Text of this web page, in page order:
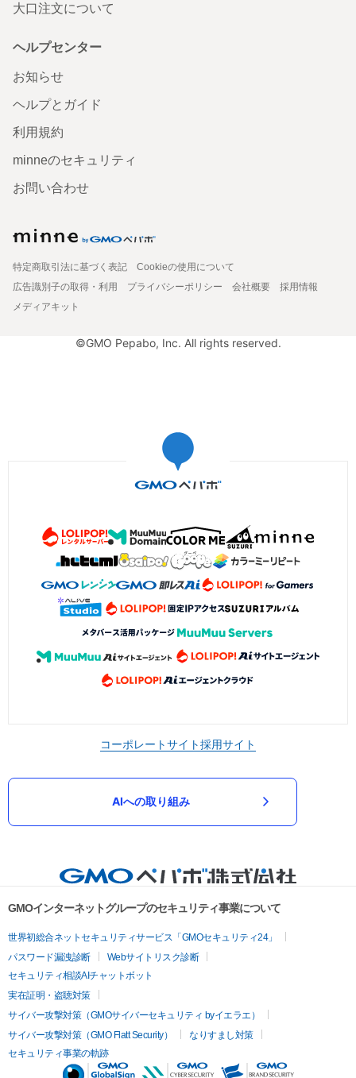
大口注文について
ヘルプセンター
お知らせ
ヘルプとガイド
利用規約
minneのセキュリティ
お問い合わせ
特定商取引法に基づく表記
Cookieの使用について
広告識別子の取得・利用
プライバシーポリシー 会社概要
採用情報
メディアキット
©GMO Pepabo, Inc. All rights reserved.
コーポレートサイト採用サイト
AIへの取り組み
GMOインターネットグループのセキュリティ事業について
世界初総合ネットセキュリティサービス「GMOセキュリティ24」
パスワード漏洩診断
Webサイトリスク診断
セキュリティ相談AIチャットボット
実在証明・盗聴対策
サイバー攻撃対策（GMOサイバーセキュリティ byイエラエ）
サイバー攻撃対策（GMO Flatt Security）
なりすまし対策
セキュリティ事業の軌跡